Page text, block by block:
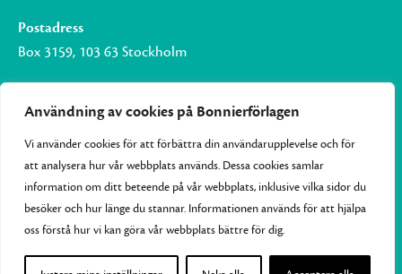
Användning av cookies på Bonnierförlagen
Vi använder cookies för att förbättra din användarupplevelse och för
att analysera hur vår webbplats används. Dessa cookies samlar
information om ditt beteende på vår webbplats, inklusive vilka sidor du
besöker och hur länge du stannar. Informationen används för att hjälpa
oss förstå hur vi kan göra vår webbplats bättre för dig.
Postadress
Box 3159, 103 63 Stockholm
Om Bonnierförlagen
Cookies
Integritetspolicy